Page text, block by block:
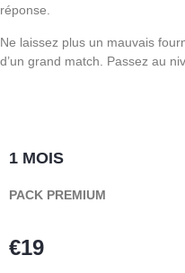
réponse.
Ne laissez plus un mauvais
d’un grand match. Passez au
1 MOIS
PACK PREMIUM
€19